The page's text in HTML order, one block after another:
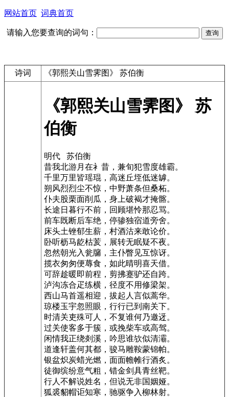
网站首页 词典首页
请输入您要查询的词句：
诗词 《郭熙关山雪霁图》 苏伯衡
《郭熙关山雪霁图》 苏
伯衡
明代 苏伯衡
昔我北游月在衤昔，兼旬犯雪度雄霸。
千里万里皆瑶琨，高迷丘垤低迷罅。
朔风烈烈尘不惊，中野萧条但桑柘。
仆夫股栗面削瓜，身上破褐才掩髂。
长途日暮行不前，回顾堪怜那忍骂。
前车既断后车绝，停骖独宿道旁舍。
床头土锉郁生薪，村酒沽来敢论价。
卧听枥马龁枯荄，展转无眠疑不夜。
忽然朝光入瓮牖，主仆瞥见互惊讶。
揽衣匆匆便蓐食，如此晴明喜天借。
可辞趁暖即前程，剪拂蹇驴还自跨。
泸沟冻合疋练横，径度不用修梁架。
西山马首遥相迎，拔起人言似蒿华。
琼楼玉宇忽照眼，行行已到南关下。
时清关吏殊可人，不复谁何乃邀迓。
过关使客多于簇，或挽柴车或高驾。
闲情我正绕剡溪，吟思谁欤似清灞。
道逢轩盖何其都，骏马雕鞍蒙锦帕。
银盆炽炭蜡光燃，面面幨帷行酒炙。
徒御缤纷意气粗，错金剑具青丝靶。
行人不解说姓名，但说无非国姻娅。
狐裘貂帽讵知寒，驰驱争入柳林射。